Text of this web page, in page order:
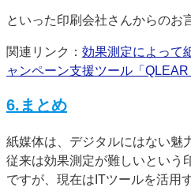
といった印刷会社さんからのお
関連リンク： 効果測定によって
ャンペーン支援ツール「QLEAR
6.まとめ
紙媒体は、デジタルにはない魅
従来は効果測定が難しいという
ですが、現在はITツールを活用